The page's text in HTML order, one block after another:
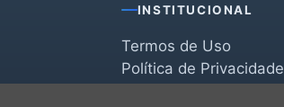
INSTITUCIONAL
Termos de Uso
Política de Privacidade